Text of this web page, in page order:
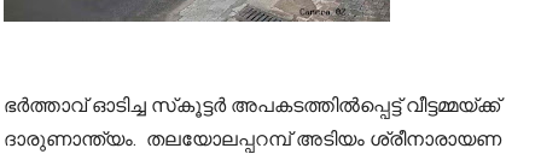
ഭർത്താവ് ഓടിച്ച സ്‌കൂട്ടർ അപകടത്തിൽപ്പെട്ട് വീട്ടമ്മയ്ക്ക്
ദാരുണാന്ത്യം. തലയോലപ്പറമ്പ് അടിയം ശ്രീനാരായണ